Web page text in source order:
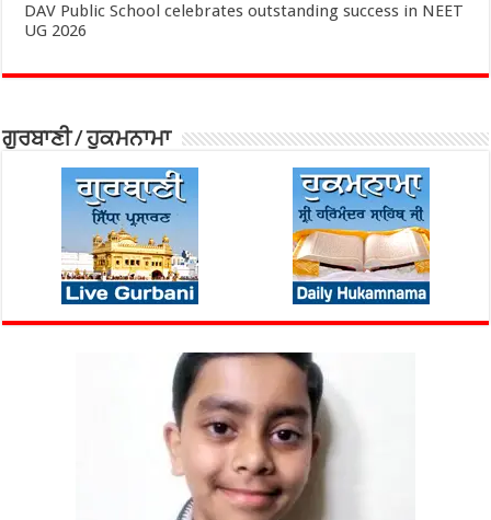
DAV Public School celebrates outstanding success in NEET
UG 2026
ਗੁਰਬਾਣੀ / ਹੁਕਮਨਾਮਾ